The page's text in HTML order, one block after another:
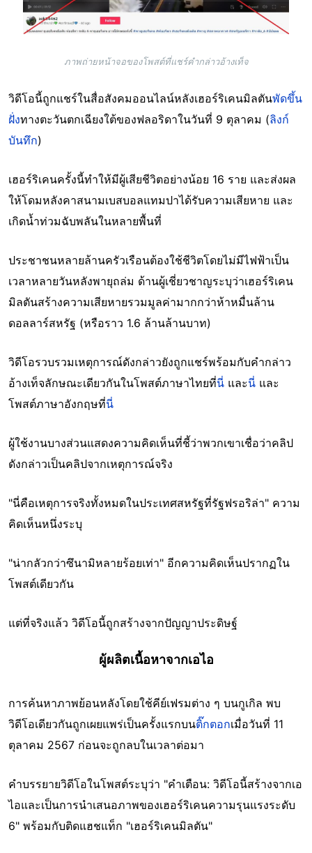
ภาพถ่ายหน้าจอของโพสต์ที่แชร์คำกล่าวอ้างเท็จ
วิดีโอนี้ถูกแชร์ในสื่อสังคมออนไลน์หลังเฮอร์ริเคนมิลตันพัดขึ้น
ฝั่งทางตะวันตกเฉียงใต้ของฟลอริดาในวันที่ 9 ตุลาคม (ลิงก์
บันทึก)
เฮอร์ริเคนครั้งนี้ทำให้มีผู้เสียชีวิตอย่างน้อย 16 ราย และส่งผล
ให้โดมหลังคาสนามเบสบอลแทมปาได้รับความเสียหาย และ
เกิดน้ำท่วมฉับพลันในหลายพื้นที่
ประชาชนหลายล้านครัวเรือนต้องใช้ชีวิตโดยไม่มีไฟฟ้าเป็น
เวลาหลายวันหลังพายุถล่ม ด้านผู้เชี่ยวชาญระบุว่าเฮอร์ริเคน
มิลตันสร้างความเสียหายรวมมูลค่ามากกว่าห้าหมื่นล้าน
ดอลลาร์สหรัฐ (หรือราว 1.6 ล้านล้านบาท)
วิดีโอรวบรวมเหตุการณ์ดังกล่าวยังถูกแชร์พร้อมกับคำกล่าว
อ้างเท็จลักษณะเดียวกันในโพสต์ภาษาไทยที่นี่ และนี่ และ
โพสต์ภาษาอังกฤษที่นี่
ผู้ใช้งานบางส่วนแสดงความคิดเห็นที่ชี้ว่าพวกเขาเชื่อว่าคลิป
ดังกล่าวเป็นคลิปจากเหตุการณ์จริง
"นี่คือเหตุการจริงทั้งหมดในประเทศสหรัฐที่รัฐฟรอริล่า" ความ
คิดเห็นหนึ่งระบุ
"น่ากลัวกว่าซึนามิหลายร้อยเท่า" อีกความคิดเห็นปรากฏใน
โพสต์เดียวกัน
แต่ที่จริงแล้ว วิดีโอนี้ถูกสร้างจากปัญญาประดิษฐ์
ผู้ผลิตเนื้อหาจากเอไอ
การค้นหาภาพย้อนหลังโดยใช้คีย์เฟรมต่าง ๆ บนกูเกิล พบ
วิดีโอเดียวกันถูกเผยแพร่เป็นครั้งแรกบนติ๊กตอกเมื่อวันที่ 11
ตุลาคม 2567 ก่อนจะถูกลบในเวลาต่อมา
คำบรรยายวิดีโอในโพสต์ระบุว่า "คำเตือน: วิดีโอนี้สร้างจากเอ
ไอและเป็นการนำเสนอภาพของเฮอร์ริเคนความรุนแรงระดับ
6" พร้อมกับติดแฮชแท็ก "เฮอร์ริเคนมิลตัน"